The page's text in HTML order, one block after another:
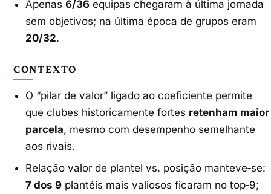
Apenas6/36 equipas chegaram à última jornada
sem objetivos; na última época de grupos eram
20/32.
CONTEXTO
O “pilar de valor” ligado ao coeficiente permite
que clubes historicamente fortes retenham maior
parcela, mesmo com desempenho semelhante
aos rivais.
Relação valor de plantel vs. posição manteve‑se:
7 dos 9 plantéis mais valiosos ficaram no top‑9;